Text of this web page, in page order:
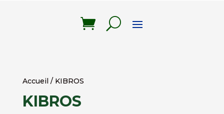
Accueil / KIBROS
KIBROS